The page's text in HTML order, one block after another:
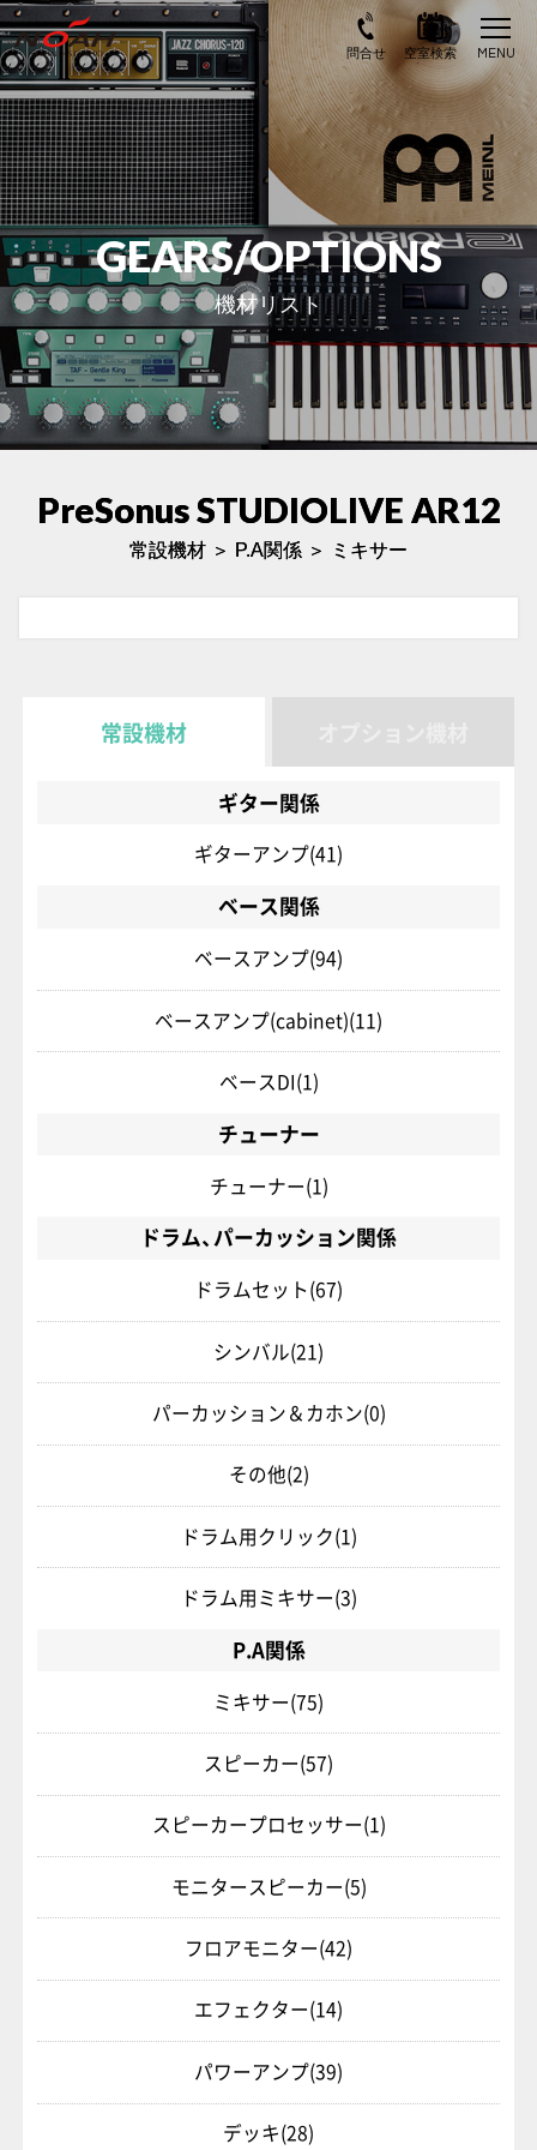
GEARS/OPTIONS
機材リスト
PreSonus STUDIOLIVE AR12
常設機材 ＞ P.A関係 ＞ ミキサー
常設機材
ギター関係
ギターアンプ(41)
ベース関係
ベースアンプ(94)
ベースアンプ(cabinet)(11)
ベースDI(1)
チューナー
チューナー(1)
ドラム、パーカッション関係
ドラムセット(67)
シンバル(21)
パーカッション＆カホン(0)
その他(2)
ドラム用クリック(1)
ドラム用ミキサー(3)
P.A関係
ミキサー(75)
スピーカー(57)
スピーカープロセッサー(1)
モニタースピーカー(5)
フロアモニター(42)
エフェクター(14)
パワーアンプ(39)
デッキ(28)